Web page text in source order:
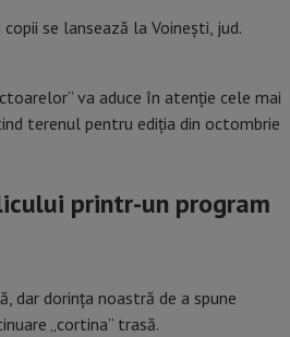
se lansează la Voinești, jud.
va aduce în atenție cele mai
terenul pentru ediția din octombrie
printr-un program
dar dorința noastră de a spune
„cortina” trasă.